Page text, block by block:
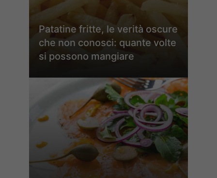
Patatine fritte, le verità oscure
che non conosci: quante volte
si possono mangiare